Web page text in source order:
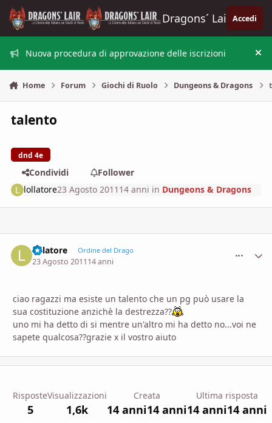
Vai al contenuto
Dragons´ Lair Accedi
Nuova procedura di approvazione delle iscrizioni
Home Forum Giochi di Ruolo Dungeons & Dragons
talento
dnd 4e
Condividi
Follower
lollatore23 Agosto 2011 14 anni in Dungeons & Dragons
lollatore Ordine del Drago
23 Agosto 201114 anni
ciao ragazzi ma esiste un talento che un pg può usare la
sua costituzione anzichè la destrezza??
uno mi ha detto di si mentre un'altro mi ha detto no...voi ne
sapete qualcosa??grazie x il vostro aiuto
Risposte
5
Visualizzazioni
1,6k
Creata
14 anni14 anni
Ultima risposta
14 anni14 anni